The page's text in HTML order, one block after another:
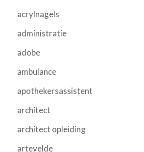
acrylnagels
administratie
adobe
ambulance
apothekersassistent
architect
architect opleiding
artevelde